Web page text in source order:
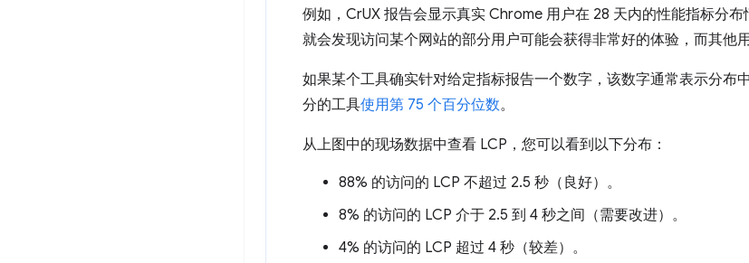
例如，CrUX 报告会显示真实 Chrome 用户在 28 天内的性能指标分布
就会发现访问某个网站的部分用户可能会获得非常好的体验，而其他
如果某个工具确实针对给定指标报告一个数字，该数字通常表示分布
分的工具使用第 75 个百分位数。
从上图中的现场数据中查看 LCP，您可以看到以下分布：
88% 的访问的 LCP 不超过 2.5 秒（良好）。
8% 的访问的 LCP 介于 2.5 到 4 秒之间（需要改进）。
4% 的访问的 LCP 超过 4 秒（较差）。